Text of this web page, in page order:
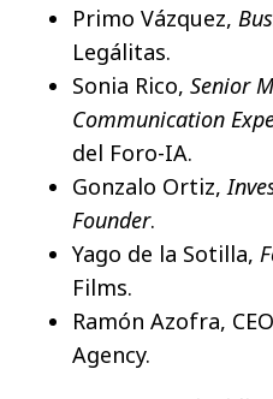
Primo Vázquez,
Legálitas.
Sonia Rico, Senior
Communication
del Foro-IA.
Gonzalo Ortiz,
Founder.
Yago de la Sotilla,
Films.
Ramón Azofra,
Agency.